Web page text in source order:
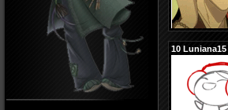
10 Luniana15